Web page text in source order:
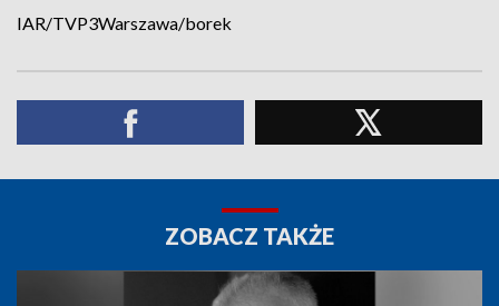
IAR/TVP3Warszawa/borek
ZOBACZ TAKŻE